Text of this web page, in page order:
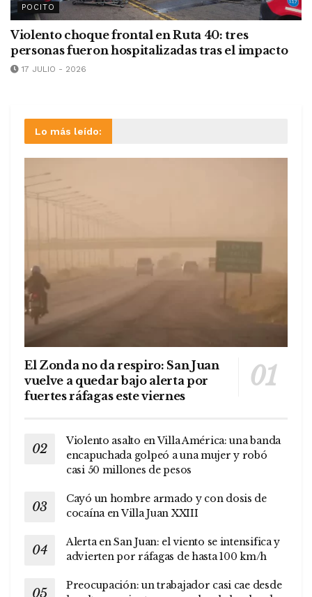
POCITO
Violento choque frontal en Ruta 40: tres
personas fueron hospitalizadas tras el impacto
17 JULIO - 2026
Lo más leído:
El Zonda no da respiro: San Juan
vuelve a quedar bajo alerta por
fuertes ráfagas este viernes
Violento asalto en Villa América: una banda
encapuchada golpeó a una mujer y robó
casi 50 millones de pesos
Cayó un hombre armado y con dosis de
cocaína en Villa Juan XXIII
Alerta en San Juan: el viento se intensifica y
advierten por ráfagas de hasta 100 km/h
Preocupación: un trabajador casi cae desde